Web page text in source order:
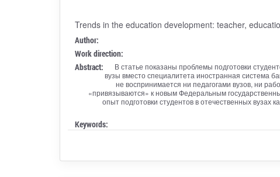
Trends in the education development: teacher,
Author:
Work direction:
Abstract:
В статье показаны проблемы подготовки
вузы вместо специалитета иностранная система
не воспринимается ни педагогами вузов, ни
«привязываются» к новым Федеральным
опыт подготовки студентов в отечественных вузах
Keywords: